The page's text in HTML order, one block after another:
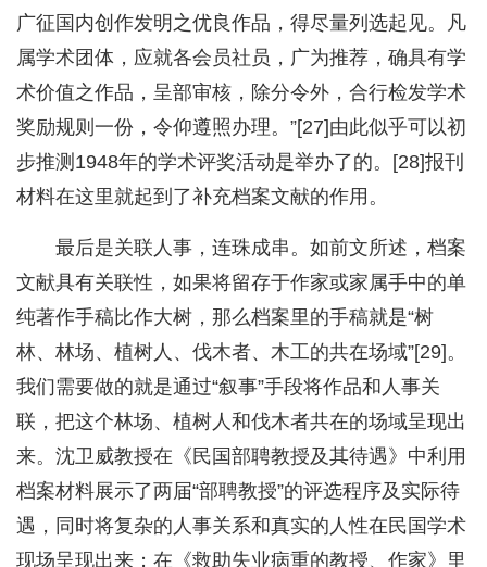
广征国内创作发明之优良作品，得尽量列选起见。凡
属学术团体，应就各会员社员，广为推荐，确具有学
术价值之作品，呈部审核，除分令外，合行检发学术
奖励规则一份，令仰遵照办理。”[27]由此似乎可以初
步推测1948年的学术评奖活动是举办了的。[28]报刊
材料在这里就起到了补充档案文献的作用。
最后是关联人事，连珠成串。如前文所述，档案
文献具有关联性，如果将留存于作家或家属手中的单
纯著作手稿比作大树，那么档案里的手稿就是“树
林、林场、植树人、伐木者、木工的共在场域”[29]。
我们需要做的就是通过“叙事”手段将作品和人事关
联，把这个林场、植树人和伐木者共在的场域呈现出
来。沈卫威教授在《民国部聘教授及其待遇》中利用
档案材料展示了两届“部聘教授”的评选程序及实际待
遇，同时将复杂的人事关系和真实的人性在民国学术
现场呈现出来；在《救助失业病重的教授、作家》里